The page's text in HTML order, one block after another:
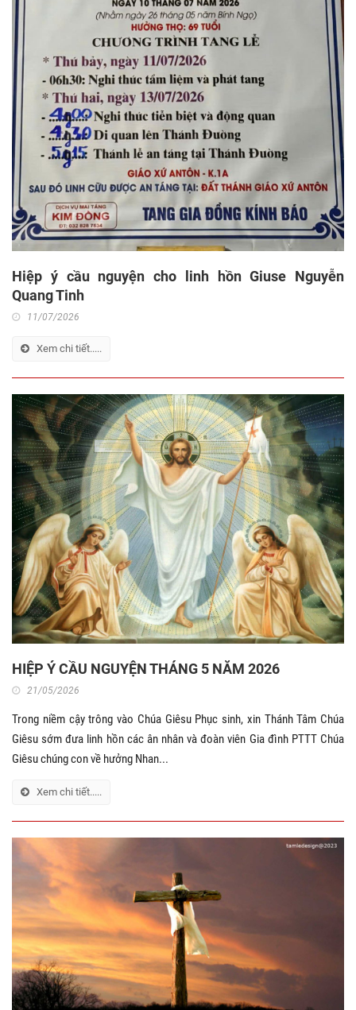
Hiệp ý cầu nguyện cho linh hồn Giuse Nguyễn
Quang Tinh
11/07/2026
Xem chi tiết.....
HIỆP Ý CẦU NGUYỆN THÁNG 5 NĂM 2026
21/05/2026
Trong niềm cậy trông vào Chúa Giêsu Phục sinh, xin Thánh Tâm Chúa
Giêsu sớm đưa linh hồn các ân nhân và đoàn viên Gia đình PTTT Chúa
Giêsu chúng con về hưởng Nhan...
Xem chi tiết.....